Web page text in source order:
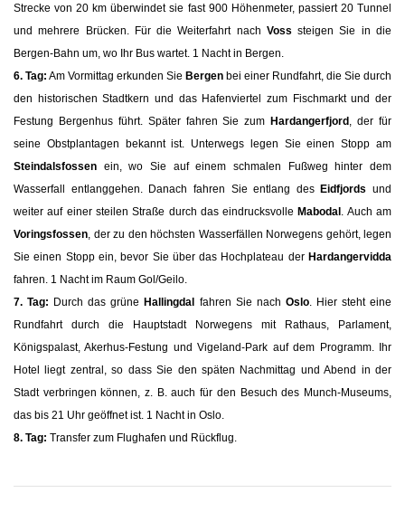
Strecke von 20 km überwindet sie fast 900 Höhenmeter, passiert 20 Tunnel
und mehrere Brücken. Für die Weiterfahrt nach Vosssteigen Sie in die
Bergen-Bahn um, wo Ihr Bus wartet. 1 Nacht in Bergen.
6. Tag: Am Vormittag erkunden Sie Bergen bei einer Rundfahrt, die Sie durch
den historischen Stadtkern und das Hafenviertel zum Fischmarkt und der
Festung Bergenhus führt. Später fahren Sie zumHardangerfjord, der für
seine Obstplantagen bekannt ist. Unterwegs legen Sie einen Stopp am
Steindalsfossen ein, wo Sie auf einem schmalen Fußweg hinter dem
Wasserfall entlanggehen. Danach fahren Sie entlang desEidfjords und
weiter auf einer steilen Straße durch das eindrucksvolleMabodal. Auch am
Voringsfossen, der zu den höchsten Wasserfällen Norwegens gehört, legen
Sie einen Stopp ein, bevor Sie über das Hochplateau der Hardangervidda
fahren. 1 Nacht im Raum Gol/Geilo.
7. Tag: Durch das grüneHallingdal fahren Sie nach Oslo. Hier steht eine
Rundfahrt durch die Hauptstadt Norwegens mit Rathaus, Parlament,
Königspalast, Akerhus-Festung und Vigeland-Park auf dem Programm. Ihr
Hotel liegt zentral, so dass Sie den späten Nachmittag und Abend in der
Stadt verbringen können, z. B. auch für den Besuch des Munch-Museums,
das bis 21 Uhr geöffnet ist. 1 Nacht in Oslo.
8. Tag: Transfer zum Flughafen und Rückflug.